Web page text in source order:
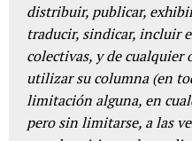
distribuir, publicar,
traducir, sindicar, incluir
colectivas, y de cualquier
utilizar su columna (en
limitación alguna, en
pero sin limitarse, a las